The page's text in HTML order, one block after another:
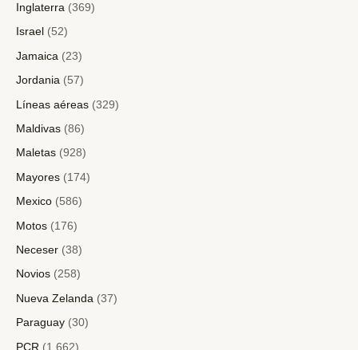
Inglaterra (369)
Israel (52)
Jamaica (23)
Jordania (57)
Líneas aéreas (329)
Maldivas (86)
Maletas (928)
Mayores (174)
Mexico (586)
Motos (176)
Neceser (38)
Novios (258)
Nueva Zelanda (37)
Paraguay (30)
PCR (1.662)